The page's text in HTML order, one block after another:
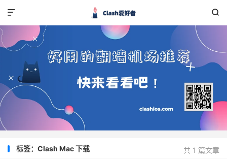


共 1 篇文章
标签：Clash Mac 下载